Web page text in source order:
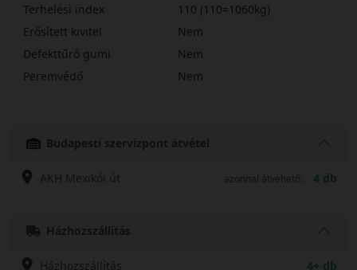
Terhelési index
110 (110=1060kg)
Erősített kivitel
Nem
Defekttűrő gumi
Nem
Peremvédő
Nem
Budapesti szervizpont átvétel
AKH Mexikói út azonnal átvehető: 4 db
Házhozszállítás
Házhozszállítás 4+ db